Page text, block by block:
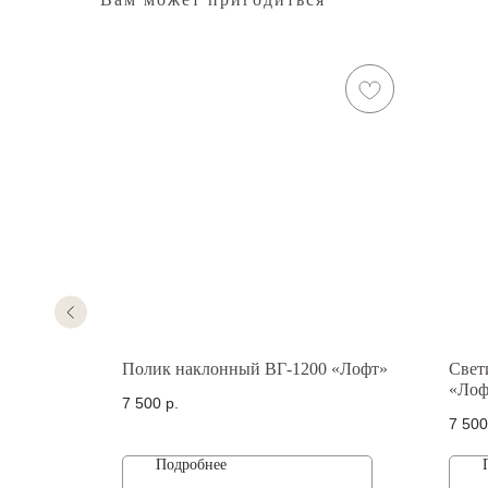
Полик наклонный ВГ-1200 «Лофт»
7 500 р.
Подробнее
7 500